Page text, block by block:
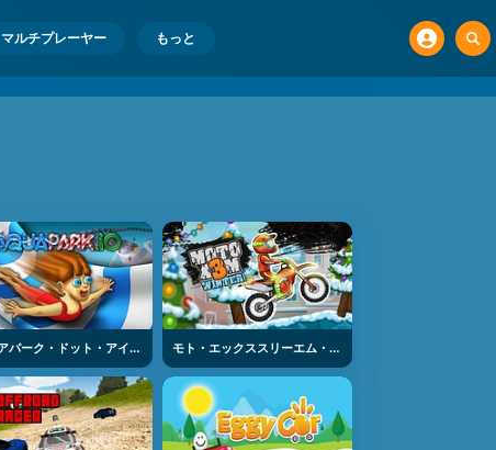
マルチプレーヤー もっと
アクアパーク・ドット・アイオー モト・エックススリーエム・ウィンター